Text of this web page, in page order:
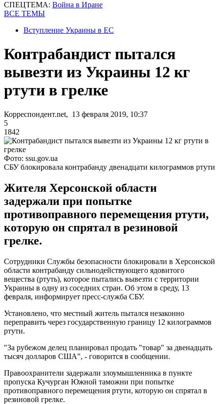
СПЕЦТЕМА: Война в Иране
ВСЕ ТЕМЫ
Вступление Украины в ЕС
Контрабандист пытался
вывезти из Украины 12 кг
ртути в грелке
Корреспондент.net, 13 февраля 2019, 10:37
5
1842
Фото: ssu.gov.ua
СБУ блокировала контрабанду двенадцати килограммов ртути
Жителя Херсонской области
задержали при попытке
противоправного перемещения ртути,
которую он спрятал в резиновой
грелке.
Сотрудники Службы безопасности блокировали в Херсонской
области контрабанду сильнодействующего ядовитого
вещества (ртуть), которое пытались вывезти с территории
Украины в одну из соседних стран. Об этом в среду, 13
февраля, информирует пресс-служба СБУ.
Установлено, что местный житель пытался незаконно
переправить через государственную границу 12 килограммов
ртути.
"За рубежом делец планировал продать "товар" за двенадцать
тысяч долларов США", - говорится в сообщении.
Правоохранители задержали злоумышленника в пункте
пропуска Кучурган Южной таможни при попытке
противоправного перемещения ртути, которую он спрятал в
резиновой грелке.